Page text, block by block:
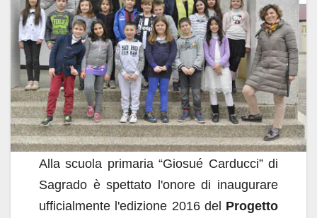
b
o
o
k
A
p
p
dI
n
vi
di
Alla scuola primaria “Giosué Carducci” di
Sagrado è spettato l'onore di inaugurare
ufficialmente l'edizione 2016 del Progetto